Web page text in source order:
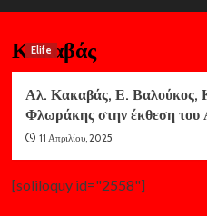
Κακαβάς
Elife
Αλ. Κακαβάς, Ε. Βαλούκος,
Φλωράκης στην έκθεση του
11 Απριλίου, 2025
[soliloquy id="2558"]